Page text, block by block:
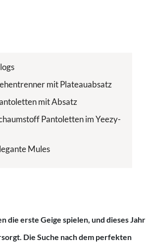
mit Plateauabsatz
mit Absatz
Pantoletten im Yeezy-
Mules
die erste Geige spielen, und dieses Jahr
Die Suche nach dem perfekten